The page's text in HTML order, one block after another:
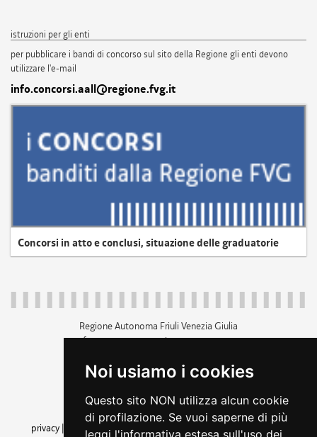
Noi usiamo i cookies
Questo sito NON utilizza alcun cookie
di profilazione. Se vuoi saperne di più
leggi l'informativa estesa sull'uso dei
istruzioni per gli enti
per pubblicare i bandi di concorso sul sito della Regione gli enti devono
utilizzare l'e-mail
info.concorsi.aall@regione.fvg.it
Concorsi in atto e conclusi, situazione delle graduatorie
Regione Autonoma Friuli Venezia Giulia
c.f. 80014930327; p.iva 00526040324
+39 040 3771111
amministrazione trasparente
privacy
cookie |note legali accessibilità
dichiarazione di